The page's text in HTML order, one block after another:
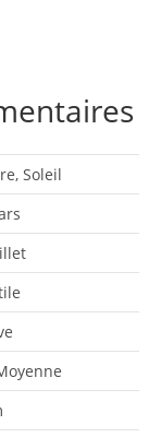
Soleil